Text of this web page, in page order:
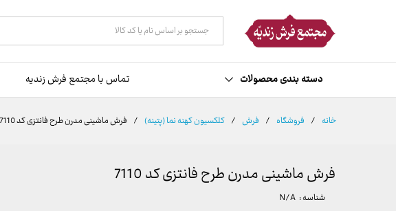
همه دسته ها
دسته بندی محصولات تماس با مجتمع فرش زندیه
خانه / فروشگاه / فرش / کلکسیون کهنه نما (پتینه) / فرش ماشینی مدرن طرح فانتزی کد 7110
فرش ماشینی مدرن طرح فانتزی کد 7110
شناسه : N/A
توضیحات مشخصات نظرات (0)